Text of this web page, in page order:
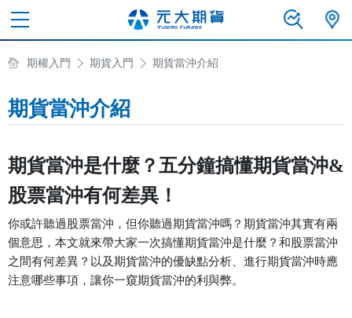
期權入門 期貨入門 期貨當沖介紹
期貨當沖介紹
期貨當沖是什麼？五分鐘搞懂期貨當沖&
股票當沖有何差異 ！
你或許聽過股票當沖，但你聽過期貨當沖嗎？期貨當沖其實有兩
個意思，本文就來帶大家一次搞懂期貨當沖是什麼？和股票當沖
之間有何差異？以及期貨當沖的優缺點分析、進行期貨當沖時應
注意哪些事項，讓你一窺期貨當沖的利與弊。